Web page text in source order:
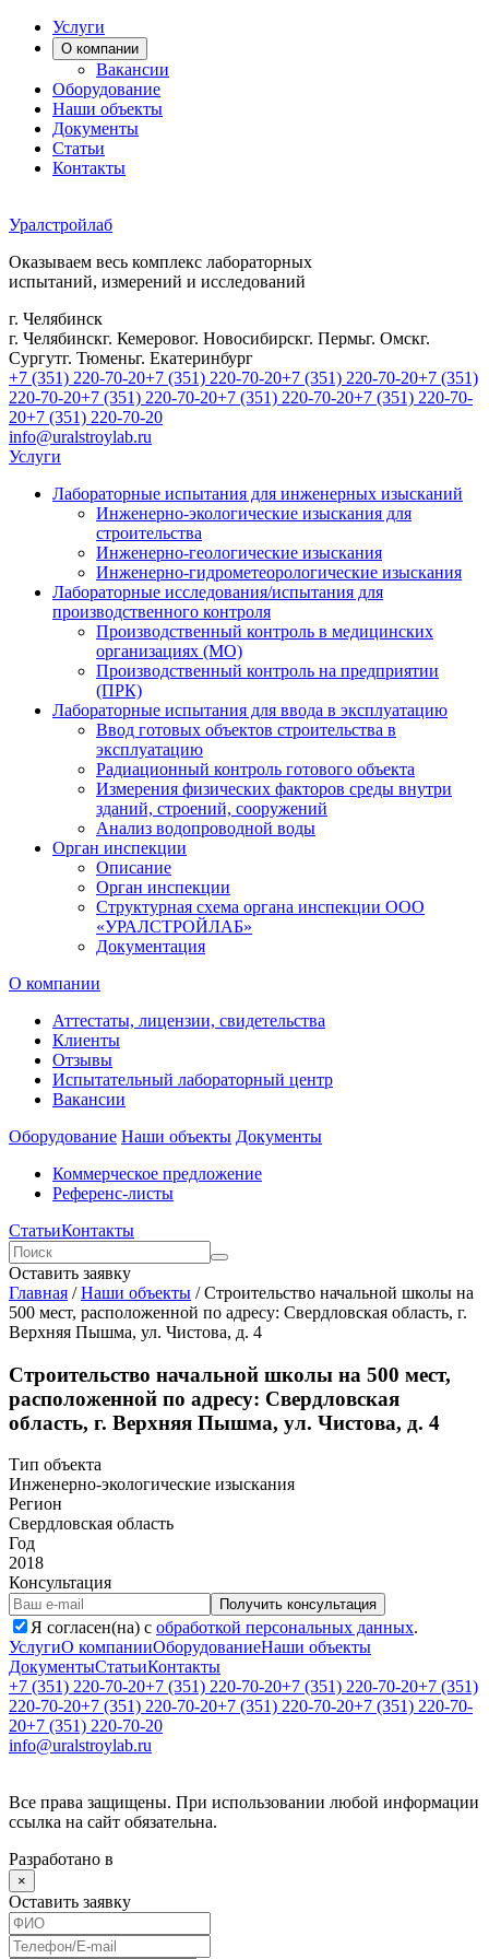
Услуги
О компании
Вакансии
Оборудование
Наши объекты
Документы
Статьи
Контакты
Уралстройлаб
Оказываем весь комплекс лабораторных
испытаний, измерений и исследований
г. Челябинск
г. Челябинскг. Кемеровог. Новосибирскг. Пермьг. Омскг.
Сургутг. Тюменьг. Екатеринбург
+7 (351) 220-70-20+7 (351) 220-70-20+7 (351) 220-70-20+7 (351)
220-70-20+7 (351) 220-70-20+7 (351) 220-70-20+7 (351) 220-70-
20+7 (351) 220-70-20
info@uralstroylab.ru
Услуги
Лабораторные испытания для инженерных изысканий
Инженерно-экологические изыскания для
строительства
Инженерно-геологические изыскания
Инженерно-гидрометеорологические изыскания
Лабораторные исследования/испытания для
производственного контроля
Производственный контроль в медицинских
организациях (МО)
Производственный контроль на предприятии
(ПРК)
Лабораторные испытания для ввода в эксплуатацию
Ввод готовых объектов строительства в
эксплуатацию
Радиационный контроль готового объекта
Измерения физических факторов среды внутри
зданий, строений, сооружений
Анализ водопроводной воды
Орган инспекции
Описание
Орган инспекции
Структурная схема органа инспекции ООО
«УРАЛСТРОЙЛАБ»
Документация
О компании
Аттестаты, лицензии, свидетельства
Клиенты
Отзывы
Испытательный лабораторный центр
Вакансии
Оборудование Наши объекты Документы
Коммерческое предложение
Референс-листы
СтатьиКонтакты
Оставить заявку
Главная /Наши объекты /Строительство начальной школы на
500 мест, расположенной по адресу: Свердловская область, г.
Верхняя Пышма, ул. Чистова, д. 4
Строительство начальной школы на 500 мест,
расположенной по адресу: Свердловская
область, г. Верхняя Пышма, ул. Чистова, д. 4
Тип объекта
Инженерно-экологические изыскания
Регион
Свердловская область
Год
2018
Консультация
Получить консультация
Я согласен(на) с обработкой персональных данных.
УслугиО компанииОборудованиеНаши объекты
ДокументыСтатьиКонтакты
+7 (351) 220-70-20+7 (351) 220-70-20+7 (351) 220-70-20+7 (351)
220-70-20+7 (351) 220-70-20+7 (351) 220-70-20+7 (351) 220-70-
20+7 (351) 220-70-20
info@uralstroylab.ru
Все права защищены. При использовании любой информации
ссылка на сайт обязательна.
Разработано в
×
Оставить заявку